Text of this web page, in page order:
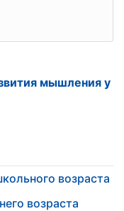
мышления у
возраста
возраста